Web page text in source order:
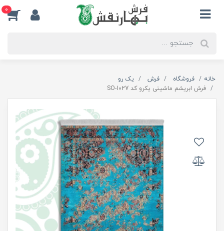
0
خانه فروشگاه فرش
یک رو
فرش ابریشم ماشینی یکرو کد SO-1027